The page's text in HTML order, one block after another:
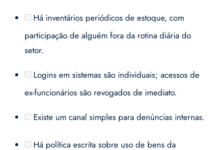
Há inventários periódicos de estoque, com
participação de alguém fora da rotina diária do
setor.
Logins em sistemas são individuais; acessos de
ex-funcionários são revogados de imediato.
Existe um canal simples para denúncias internas.
Há política escrita sobre uso de bens da